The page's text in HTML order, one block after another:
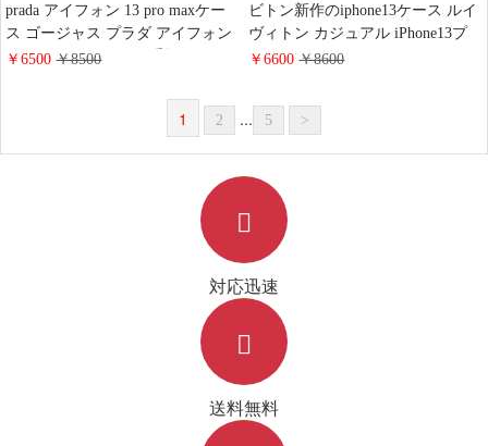
prada アイフォン 13 pro maxケー
ス ゴージャス プラダ アイフォン
13pro/13ケース prada 手帳 iPhone
Ultra携帯ケース 全機種対応
￥6500￥8500
ビトン新作のiphone13ケース ルイ
ヴィトン カジュアル iPhone13プ
ロマックスケース Gucci アイホン
ラスケース 合わせ易い
￥6600￥8600
1 2 ... 5 >
対応迅速
送料無料